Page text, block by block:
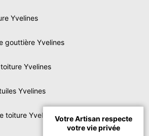
Yvelines
gouttière Yvelines
Yvelines
Yvelines
toiture YvelinesVotre Artisan respecte
votre vie privée